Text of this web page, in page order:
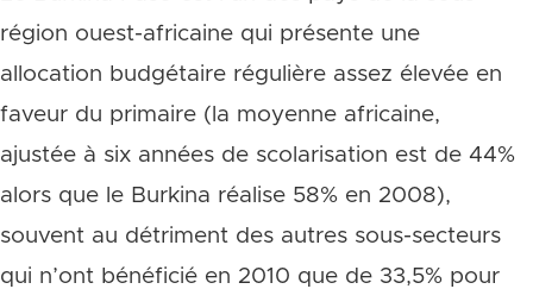
région ouest-africaine qui présente une
allocation budgétaire régulière assez élevée en
faveur du primaire (la moyenne africaine,
ajustée à six années de scolarisation est de 44%
alors que le Burkina réalise 58% en 2008),
souvent au détriment des autres sous-secteurs
qui n’ont bénéficié en 2010 que de 33,5% pour